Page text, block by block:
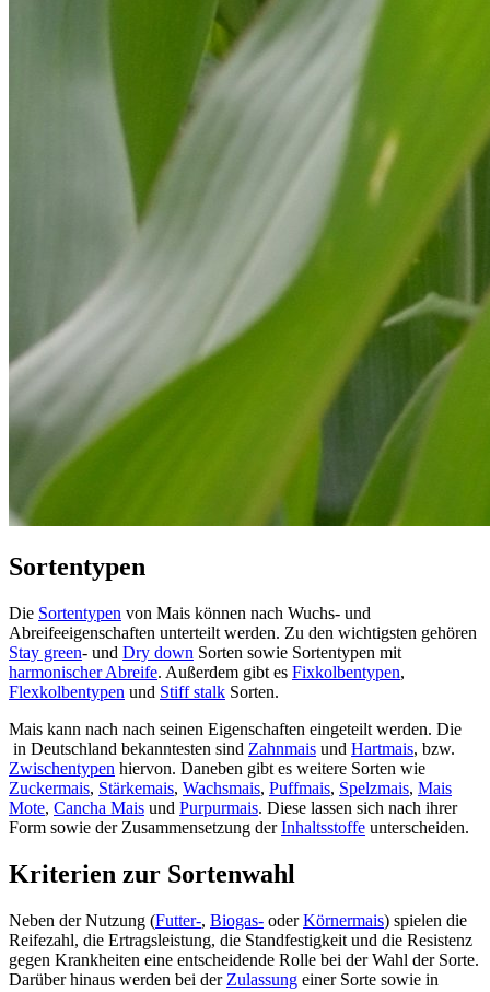
Sortentypen
Die Sortentypen von Mais können nach Wuchs- und
Abreifeeigenschaften unterteilt werden. Zu den wichtigsten gehören
Stay green- und Dry down Sorten sowie Sortentypen mit
harmonischer Abreife. Außerdem gibt es Fixkolbentypen,
Flexkolbentypen und Stiff stalk Sorten.
Mais kann nach nach seinen Eigenschaften eingeteilt werden. Die
in Deutschland bekanntesten sind Zahnmais und Hartmais, bzw.
Zwischentypen hiervon. Daneben gibt es weitere Sorten wie
Zuckermais, Stärkemais, Wachsmais, Puffmais, Spelzmais, Mais
Mote, Cancha Mais und Purpurmais. Diese lassen sich nach ihrer
Form sowie der Zusammensetzung derInhaltsstoffe unterscheiden.
Kriterien zur Sortenwahl
Neben der Nutzung (Futter-, Biogas- oderKörnermais) spielen die
Reifezahl, die Ertragsleistung, die Standfestigkeit und die Resistenz
gegen Krankheiten eine entscheidende Rolle bei der Wahl der Sorte.
Darüber hinaus werden bei der Zulassung einer Sorte sowie in